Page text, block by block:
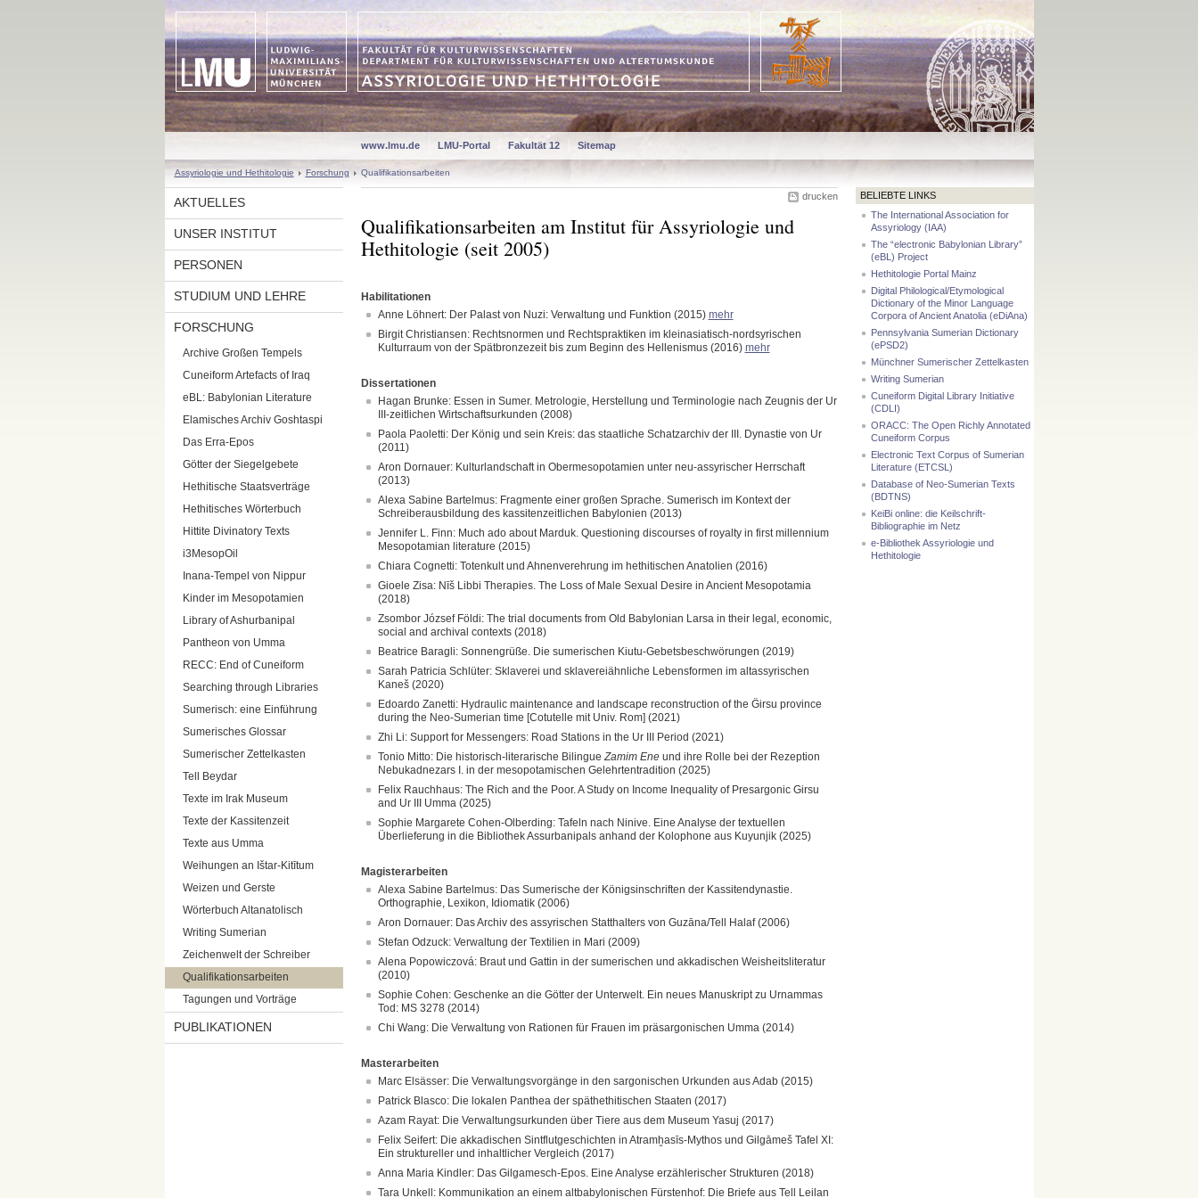
www.lmu.de LMU-Portal Fakultät 12 Sitemap
Assyriologie und Hethitologie Forschung Qualifikationsarbeiten
AKTUELLES
UNSER INSTITUT
PERSONEN
STUDIUM UND LEHRE
FORSCHUNG
Archive Großen Tempels
Cuneiform Artefacts of Iraq
eBL: Babylonian Literature
Elamisches Archiv Goshtaspi
Das Erra-Epos
Götter der Siegelgebete
Hethitische Staatsverträge
Hethitisches Wörterbuch
Hittite Divinatory Texts
i3MesopOil
Inana-Tempel von Nippur
Kinder im Mesopotamien
Library of Ashurbanipal
Pantheon von Umma
RECC: End of Cuneiform
Searching through Libraries
Sumerisch: eine Einführung
Sumerisches Glossar
Sumerischer Zettelkasten
Tell Beydar
Texte im Irak Museum
Texte der Kassitenzeit
Texte aus Umma
Weihungen an Ištar-Kitītum
Weizen und Gerste
Wörterbuch Altanatolisch
Writing Sumerian
Zeichenwelt der Schreiber
Qualifikationsarbeiten
Tagungen und Vorträge
PUBLIKATIONEN
drucken
Qualifikationsarbeiten am Institut für Assyriologie und
Hethitologie (seit 2005)
Habilitationen
Anne Löhnert: Der Palast von Nuzi: Verwaltung und Funktion (2015) mehr
Birgit Christiansen: Rechtsnormen und Rechtspraktiken im kleinasiatisch-nordsyrischen
Kulturraum von der Spätbronzezeit bis zum Beginn des Hellenismus (2016) mehr
Dissertationen
Hagan Brunke: Essen in Sumer. Metrologie, Herstellung und Terminologie nach Zeugnis der Ur
III-zeitlichen Wirtschaftsurkunden (2008)
Paola Paoletti: Der König und sein Kreis: das staatliche Schatzarchiv der III. Dynastie von Ur
(2011)
Aron Dornauer: Kulturlandschaft in Obermesopotamien unter neu-assyrischer Herrschaft
(2013)
Alexa Sabine Bartelmus: Fragmente einer großen Sprache. Sumerisch im Kontext der
Schreiberausbildung des kassitenzeitlichen Babylonien (2013)
Jennifer L. Finn: Much ado about Marduk. Questioning discourses of royalty in first millennium
Mesopotamian literature (2015)
Chiara Cognetti: Totenkult und Ahnenverehrung im hethitischen Anatolien (2016)
Gioele Zisa: Nīš Libbi Therapies. The Loss of Male Sexual Desire in Ancient Mesopotamia
(2018)
Zsombor József Földi: The trial documents from Old Babylonian Larsa in their legal, economic,
social and archival contexts (2018)
Beatrice Baragli: Sonnengrüße. Die sumerischen Kiutu-Gebetsbeschwörungen (2019)
Sarah Patricia Schlüter: Sklaverei und sklavereiähnliche Lebensformen im altassyrischen
Kaneš (2020)
Edoardo Zanetti: Hydraulic maintenance and landscape reconstruction of the Ĝirsu province
during the Neo-Sumerian time [Cotutelle mit Univ. Rom] (2021)
Zhi Li: Support for Messengers: Road Stations in the Ur III Period (2021)
Tonio Mitto: Die historisch-literarische BilingueZamim Eneund ihre Rolle bei der Rezeption
Nebukadnezars I. in der mesopotamischen Gelehrtentradition (2025)
Felix Rauchhaus: The Rich and the Poor. A Study on Income Inequality of Presargonic Girsu
and Ur III Umma (2025)
Sophie Margarete Cohen-Olberding: Tafeln nach Ninive. Eine Analyse der textuellen
Überlieferung in die Bibliothek Assurbanipals anhand der Kolophone aus Kuyunjik (2025)
Magisterarbeiten
Alexa Sabine Bartelmus: Das Sumerische der Königsinschriften der Kassitendynastie.
Orthographie, Lexikon, Idiomatik (2006)
Aron Dornauer: Das Archiv des assyrischen Statthalters von Guzāna/Tell Halaf (2006)
Stefan Odzuck: Verwaltung der Textilien in Mari (2009)
Alena Popowiczová: Braut und Gattin in der sumerischen und akkadischen Weisheitsliteratur
(2010)
Sophie Cohen: Geschenke an die Götter der Unterwelt. Ein neues Manuskript zu Urnammas
Tod: MS 3278 (2014)
Chi Wang: Die Verwaltung von Rationen für Frauen im präsargonischen Umma (2014)
Masterarbeiten
Marc Elsässer: Die Verwaltungsvorgänge in den sargonischen Urkunden aus Adab (2015)
Patrick Blasco: Die lokalen Panthea der späthethitischen Staaten (2017)
Azam Rayat: Die Verwaltungsurkunden über Tiere aus dem Museum Yasuj (2017)
Felix Seifert: Die akkadischen Sintflutgeschichten in Atramḫasīs-Mythos und Gilgāmeš Tafel XI:
Ein struktureller und inhaltlicher Vergleich (2017)
Anna Maria Kindler: Das Gilgamesch-Epos. Eine Analyse erzählerischer Strukturen (2018)
Tara Unkell: Kommunikation an einem altbabylonischen Fürstenhof: Die Briefe aus Tell Leilan
BELIEBTE LINKS
The International Association for
Assyriology (IAA)
The “electronic Babylonian Library”
(eBL) Project
Hethitologie Portal Mainz
Digital Philological/Etymological
Dictionary of the Minor Language
Corpora of Ancient Anatolia (eDiAna)
Pennsylvania Sumerian Dictionary
(ePSD2)
Münchner Sumerischer Zettelkasten
Writing Sumerian
Cuneiform Digital Library Initiative
(CDLI)
ORACC: The Open Richly Annotated
Cuneiform Corpus
Electronic Text Corpus of Sumerian
Literature (ETCSL)
Database of Neo-Sumerian Texts
(BDTNS)
KeiBi online: die Keilschrift-
Bibliographie im Netz
e-Bibliothek Assyriologie und
Hethitologie